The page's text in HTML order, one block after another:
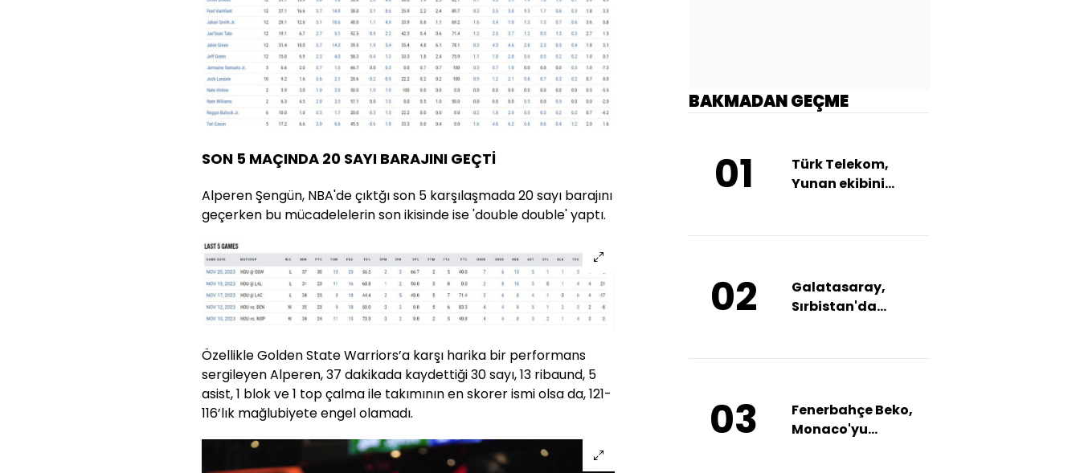
SON 5 MAÇINDA 20 SAYI BARAJINI GEÇTİ
Alperen Şengün, NBA'de çıktğı son 5 karşılaşmada 20 sayı barajını
geçerken bu mücadelelerin son ikisinde ise 'double double' yaptı.
Özellikle Golden State Warriors’a karşı harika bir performans
sergileyen Alperen, 37 dakikada kaydettiği 30 sayı, 13 ribaund, 5
asist, 1 blok ve 1 top çalma ile takımının en skorer ismi olsa da, 121-
116’lık mağlubiyete engel olamadı.
BAKMADAN GEÇME
01
Türk Telekom,
Yunan ekibini
02
Galatasaray,
Sırbistan'da
03
Fenerbahçe Beko,
Monaco'yu